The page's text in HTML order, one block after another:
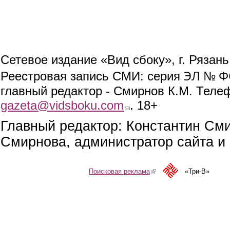
Сетевое издание «Вид сбоку», г.
Реестровая запись СМИ: серия ЭЛ №
главный редактор - Смирнов К.М.
gazeta@vidsboku.com (link sends e-mail)
. 18+
Главный редактор: Константин
Смирнова, администратор сайта
Поисковая реклама(link is external)«Три-В»